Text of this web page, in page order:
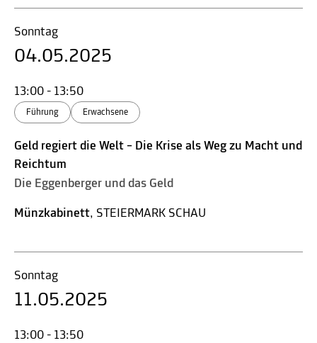
Sonntag
04.05.2025
13:00 - 13:50
Führung Erwachsene
Geld regiert die Welt – Die Krise als Weg zu Macht und
Reichtum
Die Eggenberger und das Geld
Münzkabinett, STEIERMARK SCHAU
Sonntag
11.05.2025
13:00 - 13:50